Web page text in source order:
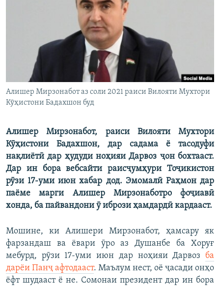
ГУЗОРИШҲОИ РАДИОӢ
ПАЙГИРӢ КУНЕД
Алишер Мирзонабот аз соли 2021 раиси Вилояти Мухтори
Кӯҳистони Бадахшон буд
Алишер Мирзонабот, раиси Вилояти Мухтори
Кӯҳистони Бадахшон, дар садама ё тасодуфи
нақлиётӣ дар ҳудуди ноҳияи Дарвоз ҷон бохтааст.
Дар ин бора вебсайти раисҷумҳури Тоҷикистон
рӯзи 17-уми июн хабар дод. Эмомалӣ Раҳмон дар
паёме марги Алишер Мирзонаботро фоҷиавӣ
хонда, ба пайвандони ӯ ибрози ҳамдардӣ кардааст.
Мошине, ки Алишери Мирзонабот, ҳамсару як
фарзандаш ва ёвари ӯро аз Душанбе ба Хоруғ
мебурд, рӯзи 17-уми июн дар ноҳияи Дарвоз ба
дарёи Панҷ афтодааст. Маълум нест, оё ҷасади онҳо
ёфт шудааст ё не. Сомонаи президент дар ин бора